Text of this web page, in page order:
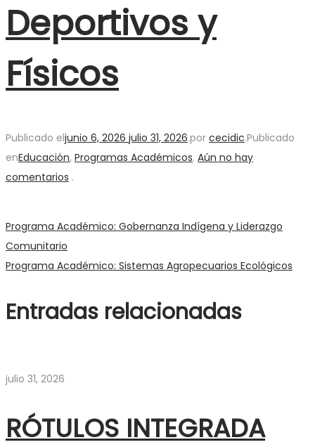
Deportivos y
Físicos
Publicado eljunio 6, 2026 julio 31, 2026.por cecidic.Publicado
enEducación, Programas Académicos. Aún no hay
comentarios .
Navegación
de
entradas
Entrada
anterior:
Programa Académico: Gobernanza Indígena y Liderazgo
Comunitario
Siguiente
Programa Académico: Sistemas Agropecuarios Ecológicos
Entradas relacionadas
julio 31, 2026
RÓTULOS INTEGRADA